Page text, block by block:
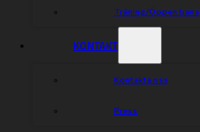
Träning/Öppen bana
KONTAKT
Kontakta oss
Press